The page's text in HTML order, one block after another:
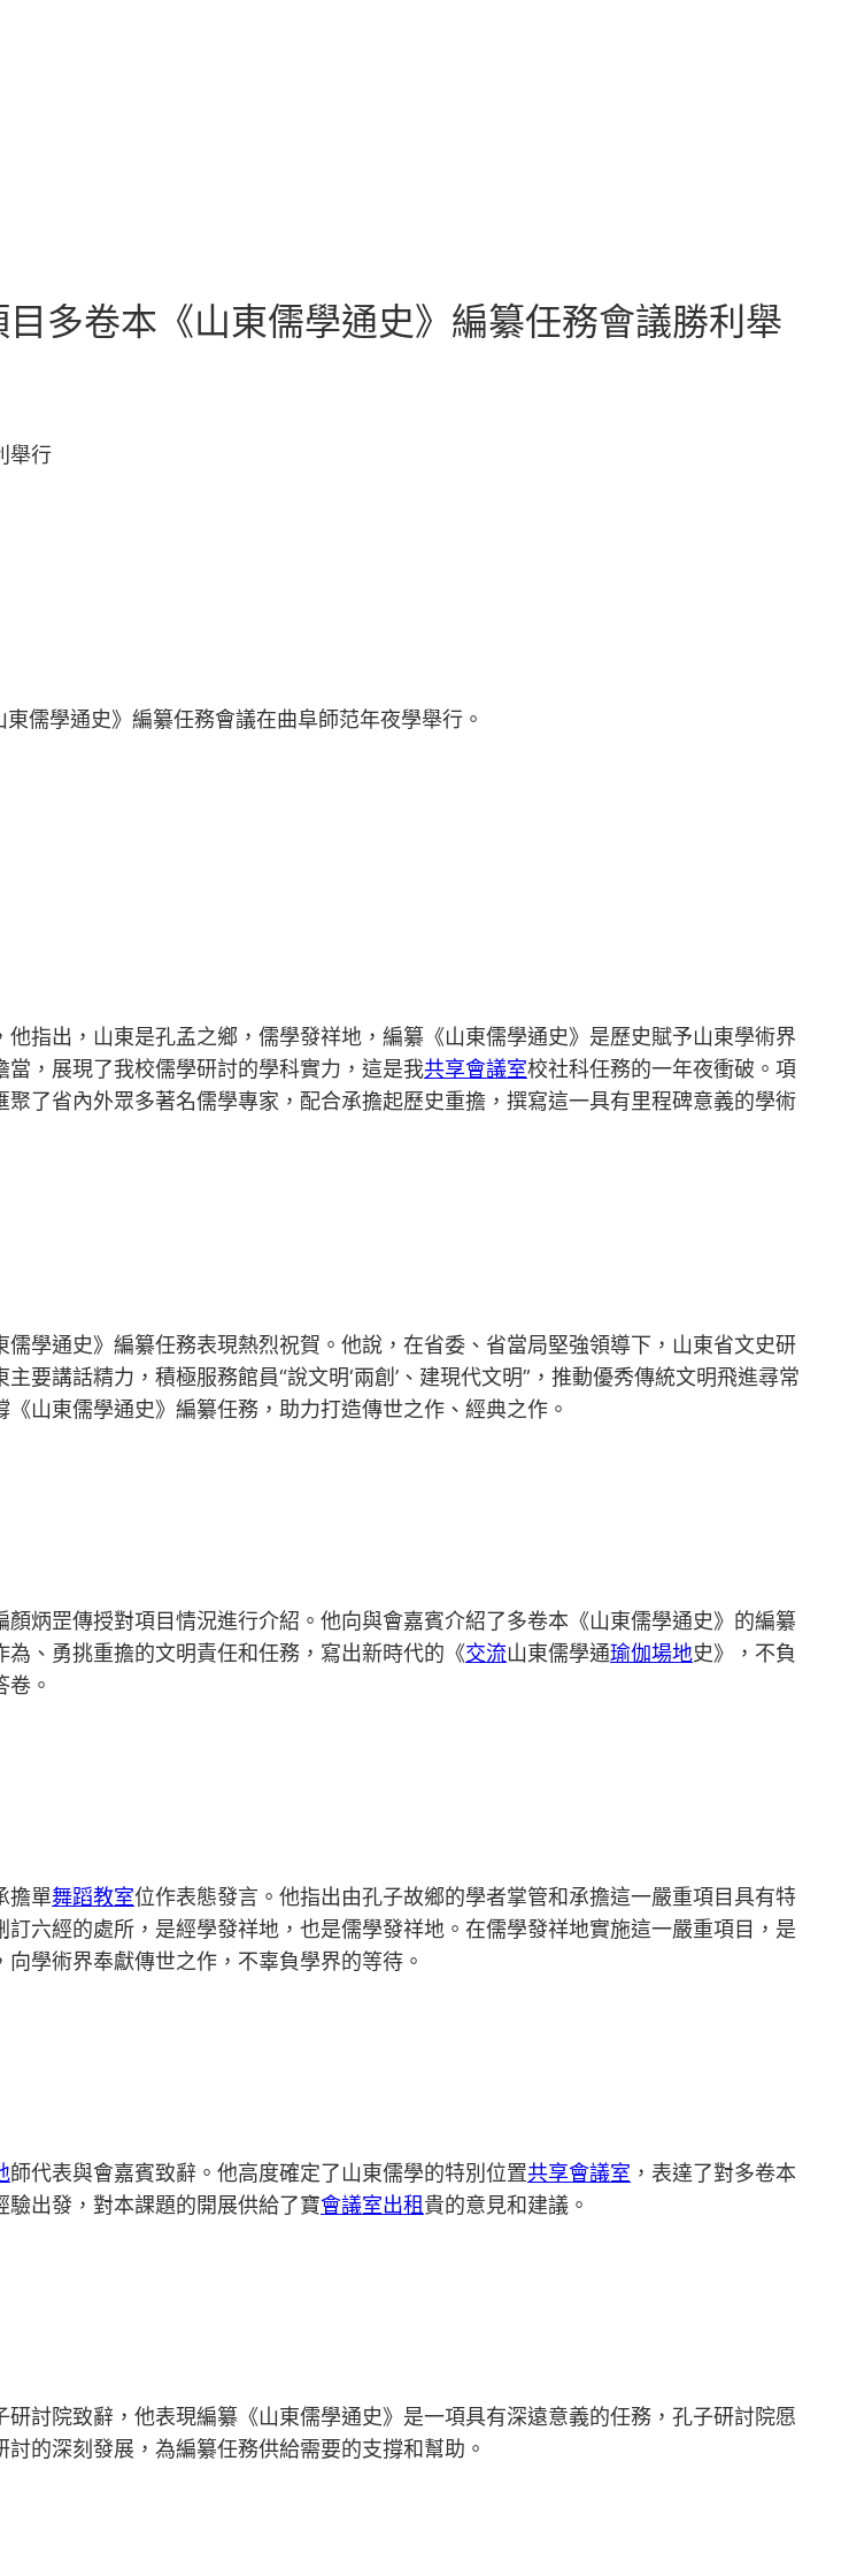
多卷本《山東儒學通史》編纂任務會議勝利舉
舉行
儒學通史》編纂任務會議在曲阜師范年夜學舉行。
他指出，山東是孔孟之鄉，儒學發祥地，編纂《山東儒學通史》是歷史賦予山東學術界
，展現了我校儒學研討的學科實力，這是我共享會議室校社科任務的一年夜衝破。項
了省內外眾多著名儒學專家，配合承擔起歷史重擔，撰寫這一具有里程碑意義的學術
學通史》編纂任務表現熱烈祝賀。他說，在省委、省當局堅強領導下，山東省文史研
講話精力，積極服務館員“說文明‘兩創’、建現代文明”，推動優秀傳統文明飛進尋常
山東儒學通史》編纂任務，助力打造傳世之作、經典之作。
顏炳罡傳授對項目情況進行介紹。他向與會嘉賓介紹了多卷本《山東儒學通史》的編纂
、勇挑重擔的文明責任和任務，寫出新時代的《交流山東儒學通瑜伽場地史》，不負
卷。
擔單舞蹈教室位作表態發言。他指出由孔子故鄉的學者掌管和承擔這一嚴重項目具有特
六經的處所，是經學發祥地，也是儒學發祥地。在儒學發祥地實施這一嚴重項目，是
學術界奉獻傳世之作，不辜負學界的等待。
師代表與會嘉賓致辭。他高度確定了山東儒學的特別位置共享會議室 ，表達了對多卷本
出發，對本課題的開展供給了寶會議室出租貴的意見和建議。
討院致辭，他表現編纂《山東儒學通史》是一項具有深遠意義的任務，孔子研討院愿
討的深刻發展，為編纂任務供給需要的支撐和幫助。